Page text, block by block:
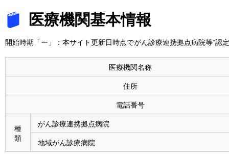
医療機関基本情報
開始時期「ー」：本サイト更新日時点でがん診療連携拠点病院等”認
医療機関名称
住所
電話番号
種
類
がん診療連携拠点病院
地域がん診療病院